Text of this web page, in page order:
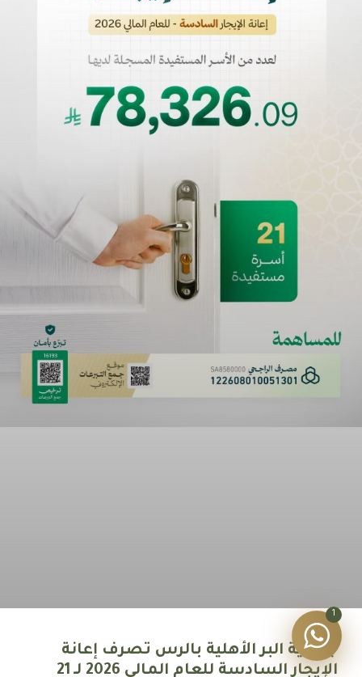
جمعية البر الأهلية بالرس تصرف إعانة
الإيجار السادسة للعام المالي 2026 لـ 21
1